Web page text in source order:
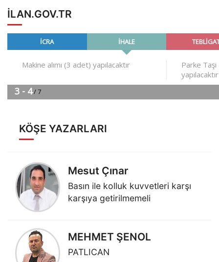
ILAN.GOV.TR
KÖŞE YAZARLARI
Mesut Çınar
Basın ile kolluk kuvvetleri karşı
karşıya getirilmemeli
MEHMET ŞENOL
PATLICAN